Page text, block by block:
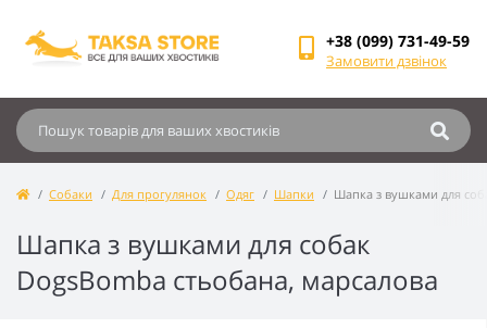
+38 (099) 731-49-59
Замовити дзвінок
Собаки Для прогулянок Одяг Шапки Шапка з вушками для
Шапка з вушками для собак
DogsBomba стьобана, марсалова